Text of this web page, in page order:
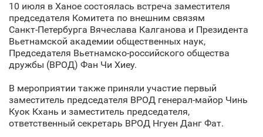
10 июля в Ханое состоялась встреча заместителя
председателя Комитета по внешним связям
Санкт‑Петербурга Вячеслава Калганова и Президента
Вьетнамской академии общественных наук,
Председателя Вьетнамско-российского общества
дружбы (ВРОД) Фан Чи Хиеу.
В мероприятии также приняли участие первый
заместитель председателя ВРОД генерал-майор Чинь
Куок Кхань и заместитель председателя,
ответственный секретарь ВРОД Нгуен Данг Фат.